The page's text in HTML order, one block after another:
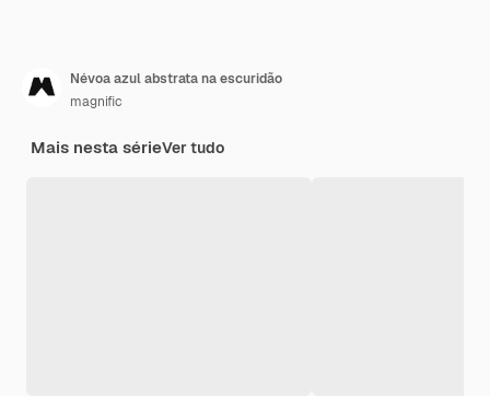
Névoa azul abstrata na escuridão
magnific
Mais nesta sérieVer tudo